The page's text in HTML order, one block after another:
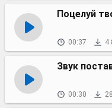
Поцелуй
00:37 4
00:30